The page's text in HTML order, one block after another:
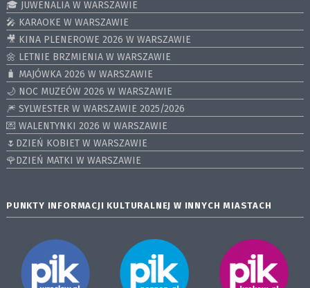
🎓 JUWENALIA W WARSZAWIE
🎤 KARAOKE W WARSZAWIE
🎥 KINA PLENEROWE 2026 W WARSZAWIE
🌼 LETNIE BRZMIENIA W WARSZAWIE
🧳 MAJÓWKA 2026 W WARSZAWIE
🌙 NOC MUZEÓW 2026 W WARSZAWIE
🎆 SYLWESTER W WARSZAWIE 2025/2026
💌 WALENTYNKI 2026 W WARSZAWIE
🌷DZIEŃ KOBIET W WARSZAWIE
🌹DZIEŃ MATKI W WARSZAWIE
PUNKTY INFORMACJI KULTURALNEJ W INNYCH MIASTACH